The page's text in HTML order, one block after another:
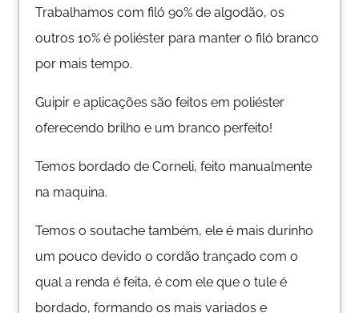
Trabalhamos com filó 90% de algodão, os
outros 10% é poliéster para manter o filó branco
por mais tempo.
Guipir e aplicações são feitos em poliéster
oferecendo brilho e um branco perfeito!
Temos bordado de Corneli, feito manualmente
na maquina.
Temos o soutache também, ele é mais durinho
um pouco devido o cordão trançado com o
qual a renda é feita, é com ele que o tule é
bordado, formando os mais variados e